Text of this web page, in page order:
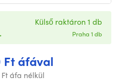
Ft áfával
Ft áfa nélkül
Külső raktáron 1 db
Praha 1 db